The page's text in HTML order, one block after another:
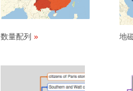
数量配列 地